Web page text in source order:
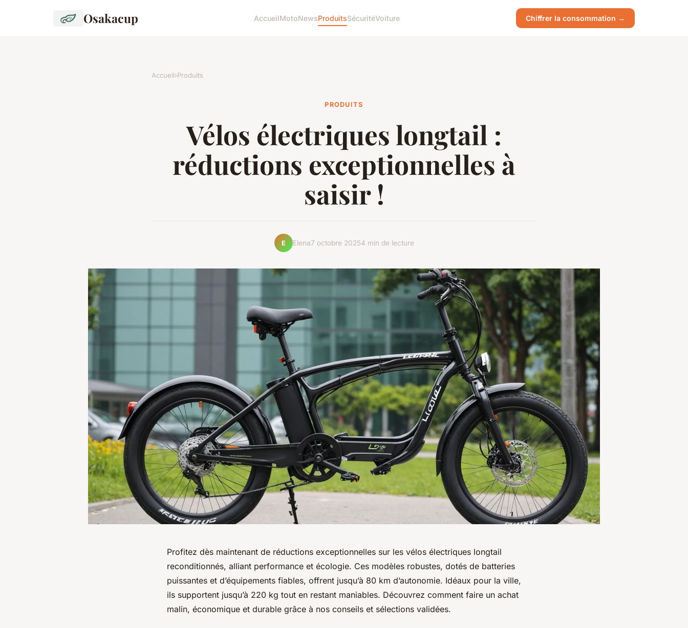
Osakacup AccueilMotoNewsProduitsSécuritéVoiture Chiffrer la consommation →
Accueil›Produits
PRODUITS
Vélos électriques longtail :
réductions exceptionnelles à
saisir !
E Elena7 octobre 20254 min de lecture
Profitez dès maintenant de réductions exceptionnelles sur les vélos électriques longtail
reconditionnés, alliant performance et écologie. Ces modèles robustes, dotés de batteries
puissantes et d’équipements fiables, offrent jusqu’à 80 km d’autonomie. Idéaux pour la ville,
ils supportent jusqu’à 220 kg tout en restant maniables. Découvrez comment faire un achat
malin, économique et durable grâce à nos conseils et sélections validées.